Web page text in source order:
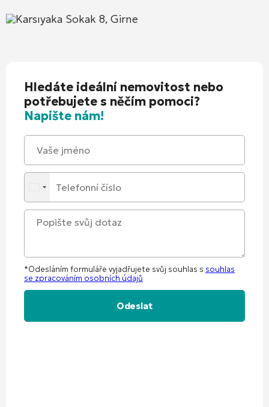
Karsıyaka Sokak 8, Girne
Hledáte ideální nemovitost nebo
potřebujete s něčím pomoci?
Napište nám!
*Odesláním formuláře vyjadřujete svůj souhlas s souhlas
se zpracováním osobních údajů